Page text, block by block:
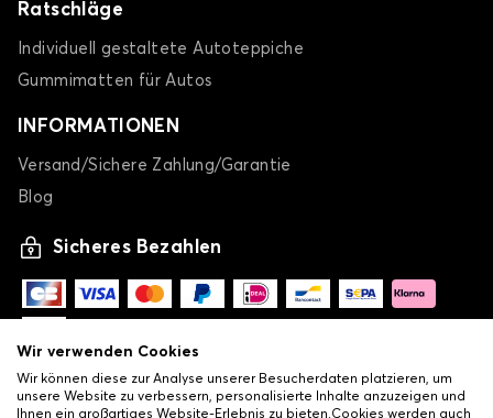
Ratschläge
Individuell gestaltete Autoteppiche
Gummimatten für Autos
INFORMATIONEN
Versand/Sichere Zahlung/Garantie
Blog
Sicheres Bezahlen
Wir verwenden Cookies
Wir können diese zur Analyse unserer Besucherdaten platzieren, um
unsere Website zu verbessern, personalisierte Inhalte anzuzeigen und
Ihnen ein großartiges Website-Erlebnis zu bieten.Cookies werden auch